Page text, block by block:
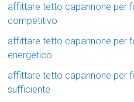
affittare tetto capannone per
competitivo
affittare tetto capannone per
energetico
affittare tetto capannone per
sufficiente